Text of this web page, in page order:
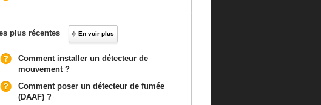
plus récentes En voir plus
Comment installer un détecteur de
mouvement ?
Comment poser un détecteur de fumée
(DAAF) ?